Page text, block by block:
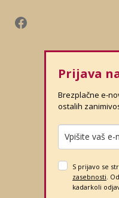
Prijava
Brezplačne e-
ostalih
S prijavo se
zasebnosti .
kadarkoli